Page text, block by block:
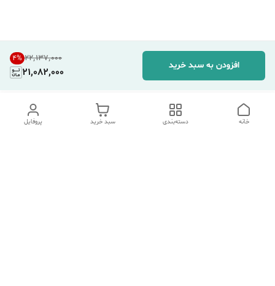
۲۲٬۱۳۷٬۰۰۰ 4%
21,082,000
افزودن به سبد خرید
پروفایل سبد خرید دسته‌بندی خانه